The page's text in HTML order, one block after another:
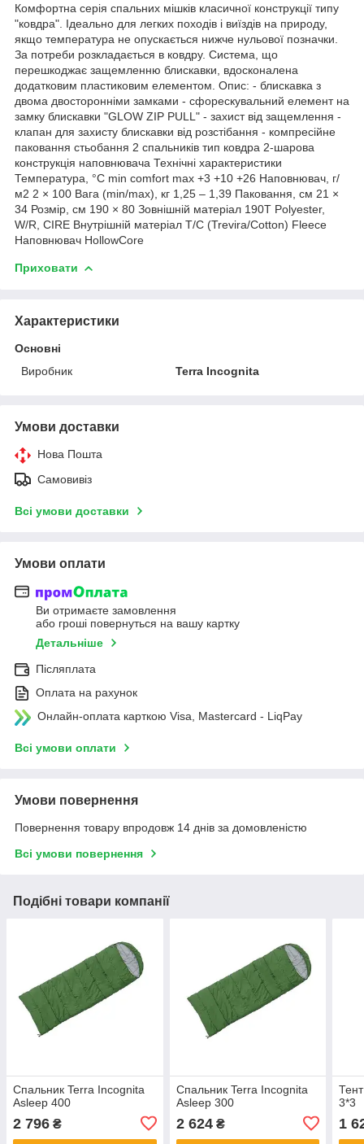
Комфортна серія спальних мішків класичної конструкції типу
"ковдра". Ідеально для легких походів і виїздів на природу,
якщо температура не опускається нижче нульової позначки.
За потреби розкладається в ковдру. Система, що
перешкоджає защемленню блискавки, вдосконалена
додатковим пластиковим елементом. Опис: - блискавка з
двома двосторонніми замками - сфорескувальний елемент на
замку блискавки "GLOW ZIP PULL" - захист від защемлення -
клапан для захисту блискавки від розстібання - компресійне
паковання стьобання 2 спальників тип ковдра 2-шарова
конструкція наповнювача Технічні характеристики
Температура, °C min comfort max +3 +10 +26 Наповнювач, г/
м2 2 × 100 Вага (min/max), кг 1,25 – 1,39 Паковання, см 21 ×
34 Розмір, см 190 × 80 Зовнішній матеріал 190T Polyester,
W/R, CIRE Внутрішній матеріал T/C (Trevira/Cotton) Fleece
Наповнювач HollowCore
Приховати
Характеристики
Основні
Виробник
Terra Incognita
Умови доставки
Нова Пошта
Самовивіз
Всі умови доставки
Умови оплати
Ви отримаєте замовлення
або гроші повернуться на вашу картку
Детальніше
Післяплата
Оплата на рахунок
Онлайн-оплата карткою Visa, Mastercard - LiqPay
Всі умови оплати
Умови повернення
Повернення товару впродовж 14 днів за домовленістю
Всі умови повернення
Подібні товари компанії
Спальник Terra Incognita
Asleep 400
2 796 ₴
Спальник Terra Incognita
Asleep 300
2 624₴
3*3
1